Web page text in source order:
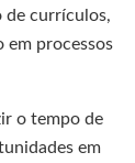
de currículos,
em processos
o tempo de
em